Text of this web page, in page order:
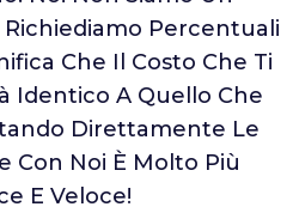
Percentuali
Che Il Costo Che Ti
Identico A Quello Che
Direttamente Le
Con Noi È Molto Più
E Veloce!